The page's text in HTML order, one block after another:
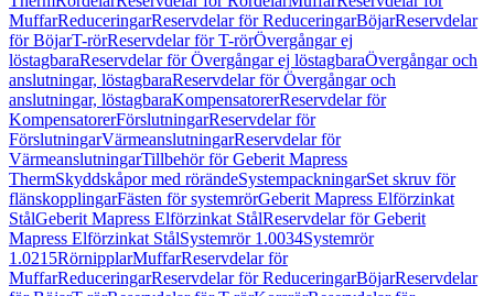
MuffarReduceringarReservdelar för ReduceringarBöjarReservdelar
för BöjarT-rörReservdelar för T-rörÖvergångar ej
löstagbaraReservdelar för Övergångar ej löstagbaraÖvergångar och
anslutningar, löstagbaraReservdelar för Övergångar och
anslutningar, löstagbaraKompensatorerReservdelar för
KompensatorerFörslutningarReservdelar för
FörslutningarVärmeanslutningarReservdelar för
VärmeanslutningarTillbehör för Geberit Mapress
ThermSkyddskåpor med rörändeSystempackningarSet skruv för
flänskopplingarFästen för systemrörGeberit Mapress Elförzinkat
StålGeberit Mapress Elförzinkat StålReservdelar för Geberit
Mapress Elförzinkat StålSystemrör 1.0034Systemrör
1.0215RörnipplarMuffarReservdelar för
MuffarReduceringarReservdelar för ReduceringarBöjarReservdelar